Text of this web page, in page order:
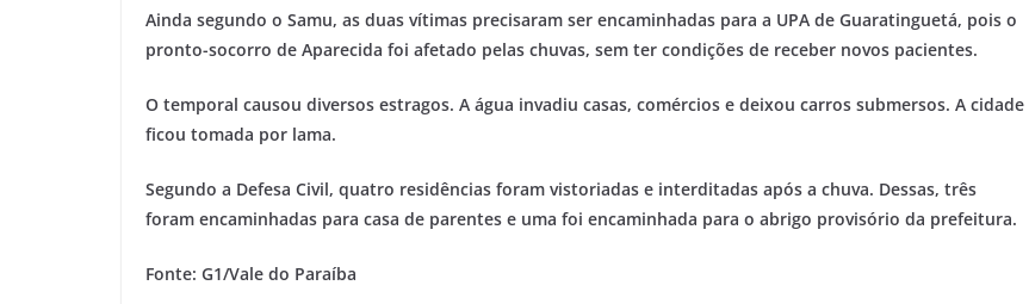
Ainda segundo o Samu, as duas vítimas precisaram ser encaminhadas para a UPA de Guaratinguetá, pois o
pronto-socorro de Aparecida foi afetado pelas chuvas, sem ter condições de receber novos pacientes.
O temporal causou diversos estragos. A água invadiu casas, comércios e deixou carros submersos. A cidade
ficou tomada por lama.
Segundo a Defesa Civil, quatro residências foram vistoriadas e interditadas após a chuva. Dessas, três
foram encaminhadas para casa de parentes e uma foi encaminhada para o abrigo provisório da prefeitura.
Fonte: G1/Vale do Paraíba